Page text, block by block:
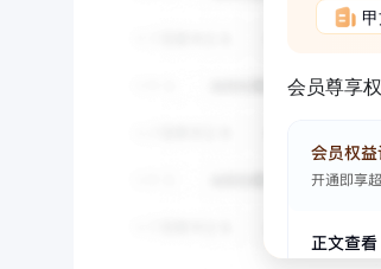
会员尊享